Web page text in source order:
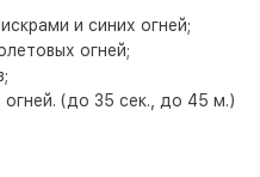
и синих огней;
огней;
(до 35 сек., до 45 м.)